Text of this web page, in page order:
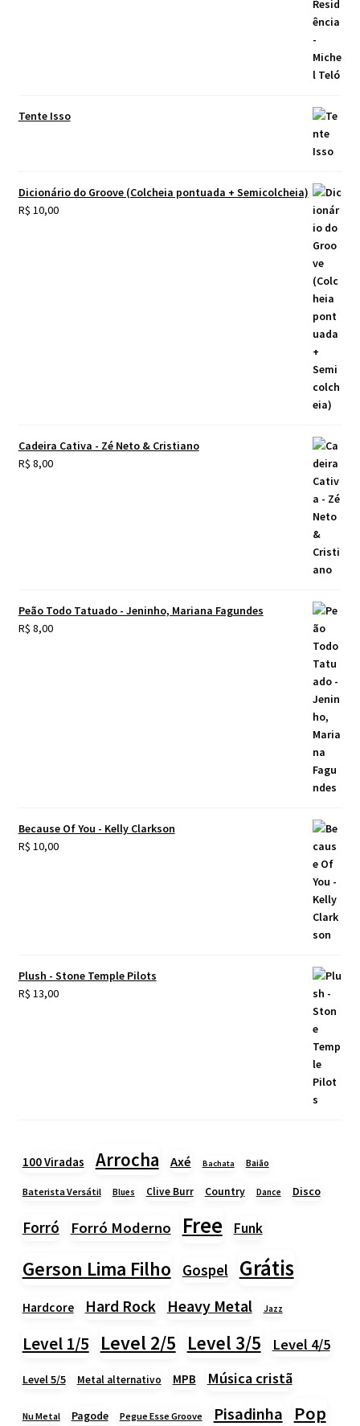
Tente Isso
Dicionário do Groove (Colcheia pontuada + Semicolcheia)
R$ 10,00
Cadeira Cativa - Zé Neto & Cristiano
R$ 8,00
Peão Todo Tatuado - Jeninho, Mariana Fagundes
R$ 8,00
Because Of You - Kelly Clarkson
R$ 10,00
Plush - Stone Temple Pilots
R$ 13,00
100 Viradas Arrocha Axé Bachata Baião
Baterista Versátil Blues Clive Burr Country Dance Disco
Forró Forró Moderno Free Funk
Gerson Lima Filho Gospel Grátis
Hardcore Hard Rock Heavy Metal Jazz
Level 1/5 Level 2/5 Level 3/5 Level 4/5
Level 5/5 Metal alternativo MPB Música cristã
Nu Metal Pagode Pegue Esse Groove Pisadinha Pop